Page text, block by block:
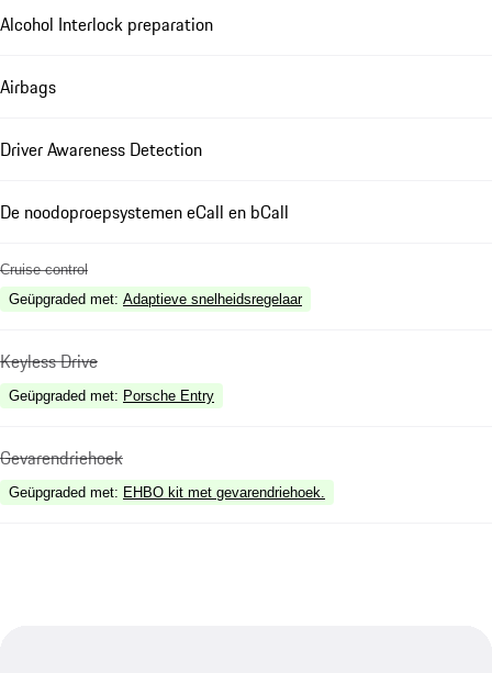
Alcohol Interlock preparation
Airbags
Driver Awareness Detection
De noodoproepsystemen eCall en bCall
Cruise control
Geüpgraded met: Adaptieve snelheidsregelaar
Keyless Drive
Geüpgraded met: Porsche Entry
Gevarendriehoek
Geüpgraded met: EHBO kit met gevarendriehoek.